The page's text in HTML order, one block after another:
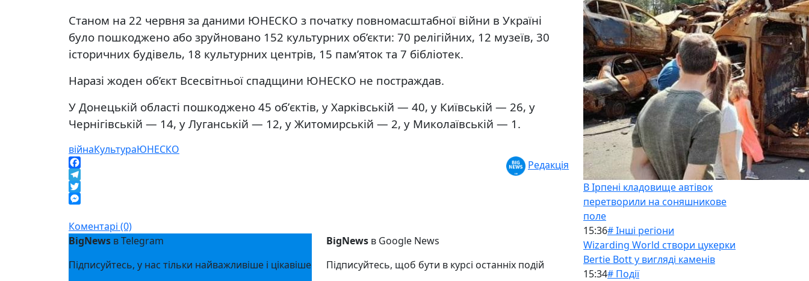
Станом на 22 червня за даними ЮНЕСКО з початку повномасштабної війни в Україні
було пошкоджено або зруйновано 152 культурних об’єкти: 70 релігійних, 12 музеїв, 30
історичних будівель, 18 культурних центрів, 15 пам’яток та 7 бібліотек.
Наразі жоден об’єкт Всесвітньої спадщини ЮНЕСКО не постраждав.
У Донецькій області пошкоджено 45 обʼєктів, у Харківській — 40, у Київській — 26, у
Чернігівській — 14, у Луганській — 12, у Житомирській — 2, у Миколаївській — 1.
війнаКультураЮНЕСКО
Facebook
Telegram
Twitter
Редакція
Коментарі (0)
BigNews в Telegram
Підписуйтесь, у нас тільки найважливіше і цікавіше
BigNewsв Google News
Підписуйтесь, щоб бути в курсі останніх подій
В Ірпені кладовище автівок
перетворили на соняшникове
поле
15:36# Інші регіони
Wizarding World створи цукерки
Bertie Bott у вигляді каменів
15:34# Події